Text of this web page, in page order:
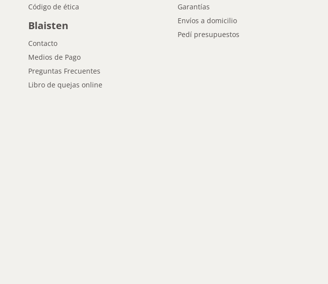
Código de ética
Blaisten
Contacto
Medios de Pago
Preguntas Frecuentes
Libro de quejas online
Garantías
Envíos a domicilio
Pedí presupuestos